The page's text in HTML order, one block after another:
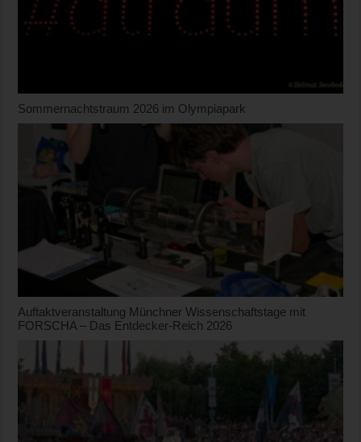
Sommernachtstraum 2026 im Olympiapark
Auftaktveranstaltung Münchner Wissenschaftstage mit
FORSCHA – Das Entdecker-Reich 2026